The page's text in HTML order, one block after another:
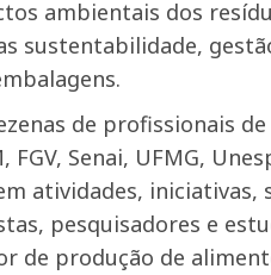
ambientais dos
sustentabilidade,
de profissionais
Senai, UFMG,
atividades, iniciativas,
pesquisadores e
de produção de